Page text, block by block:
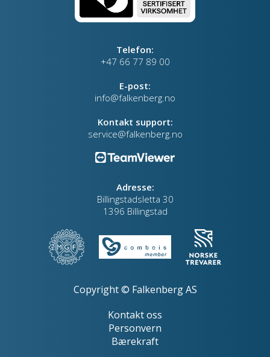
Telefon:
+47 66 77 89 00
E-post:
info@falkenberg.no
Kontakt support:
service@falkenberg.no
Adresse:
Billingstadsletta 30
1396 Billingstad
Copyright © Falkenberg AS
Kontakt oss
Personvern
Bærekraft